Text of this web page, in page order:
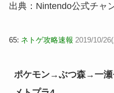
出典：Nintendo公式チャ
65: ネトゲ攻略速報 2019/10/
ポケモン→ぶつ森→一